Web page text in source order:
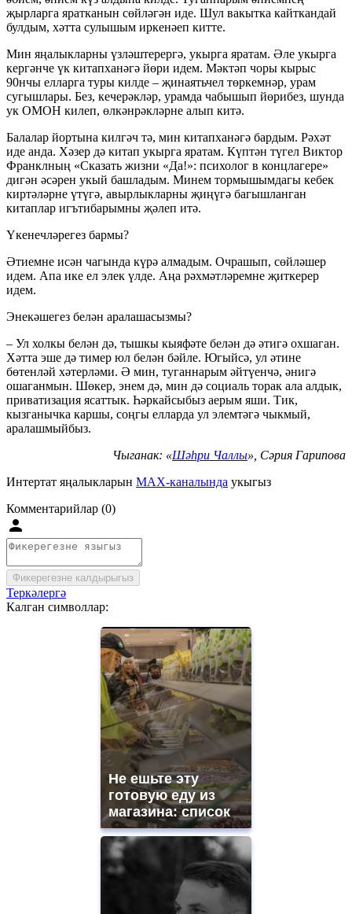
җырларга яратканын сөйләгән иде. Шул вакытка кайткандай
булдым, хәтта сулышым иркенәеп китте.
Мин яңалыкларны үзләштерергә, укырга яратам. Әле укырга
кергәнче үк китапханәгә йөри идем. Мәктәп чоры кырыс
90нчы елларга туры килде – җинаятьчел төркемнәр, урам
сугышлары. Без, кечерәкләр, урамда чабышып йөрибез, шунда
ук ОМОН килеп, өлкәнрәкләрне алып китә.
Балалар йортына килгәч тә, мин китапханәгә бардым. Рәхәт
иде анда. Хәзер дә китап укырга яратам. Күптән түгел Виктор
Франклның «Сказать жизни «Да!»: психолог в концлагере»
дигән әсәрен укый башладым. Минем тормышымдагы кебек
киртәләрне үтүгә, авырлыкларны җиңүгә багышланган
китаплар игътибарымны җәлеп итә.
Үкенечләрегез бармы?
Әтиемне исән чагында күрә алмадым. Очрашып, сөйләшер
идем. Апа ике ел элек үлде. Аңа рәхмәтләремне җиткерер
идем.
Энекәшегез белән аралашасызмы?
– Ул холкы белән дә, тышкы кыяфәте белән дә әтигә охшаган.
Хәтта эше дә тимер юл белән бәйле. Югыйсә, ул әтине
бөтенләй хәтерләми. Ә мин, туганнарым әйтүенчә, әнигә
ошаганмын. Шөкер, энем дә, мин дә социаль торак ала алдык,
приватизация ясаттык. Һәркайсыбыз аерым яши. Тик,
кызганычка каршы, соңгы елларда ул элемтәгә чыкмый,
аралашмыйбыз.
Чыганак: «Шәһри Чаллы», Сәрия Гарипова
Интертат яңалыкларын MAX-каналында укыгыз
Комментарийлар (0)
Фикерегезне калдырыгыз
Теркәлергә
Калган символлар:
Не ешьте эту
готовую еду из
магазина: список